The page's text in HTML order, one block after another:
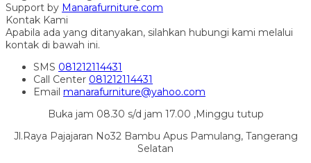
Support by Manarafurniture.com
Kontak Kami
Apabila ada yang ditanyakan, silahkan hubungi kami melalui
kontak di bawah ini.
SMS 081212114431
Call Center 081212114431
Email manarafurniture@yahoo.com
Buka jam 08.30 s/d jam 17.00 ,Minggu tutup
Jl.Raya Pajajaran No32 Bambu Apus Pamulang, Tangerang
Selatan